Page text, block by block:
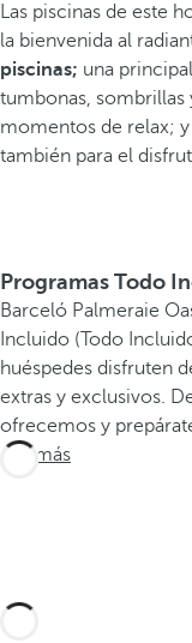
Las piscinas de este
la bienvenida al
piscinas; una principal
tumbonas, sombrillas
momentos de relax; y
también para el
Programas Todo
Barceló Palmeraie
Incluido (Todo
huéspedes disfruten
extras y exclusivos.
ofrecemos y
Ver más